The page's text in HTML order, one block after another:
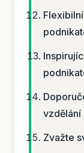
vzdělání
Zvažte